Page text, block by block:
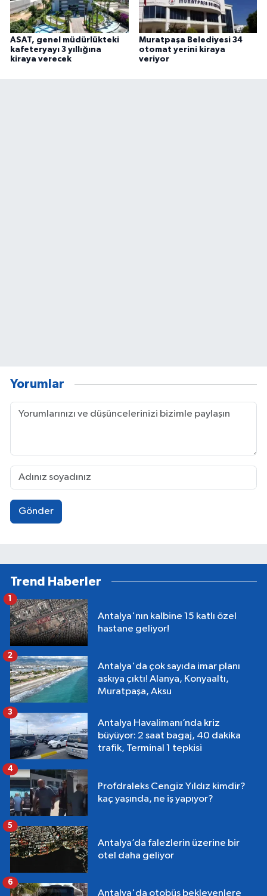
ASAT, genel müdürlükteki
kafeteryayı 3 yıllığına
kiraya verecek
Muratpaşa Belediyesi 34
otomat yerini kiraya
veriyor
Yorumlar
Gönder
Trend Haberler
Antalya'nın kalbine 15 katlı özel
hastane geliyor!
1
Antalya'da çok sayıda imar planı
askıya çıktı! Alanya, Konyaaltı,
Muratpaşa, Aksu
2
Antalya Havalimanı’nda kriz
büyüyor: 2 saat bagaj, 40 dakika
trafik, Terminal 1 tepkisi
3
Profdraleks Cengiz Yıldız kimdir?
kaç yaşında, ne iş yapıyor?
4
Antalya’da falezlerin üzerine bir
otel daha geliyor
5
Antalya'da otobüs bekleyenlere
6